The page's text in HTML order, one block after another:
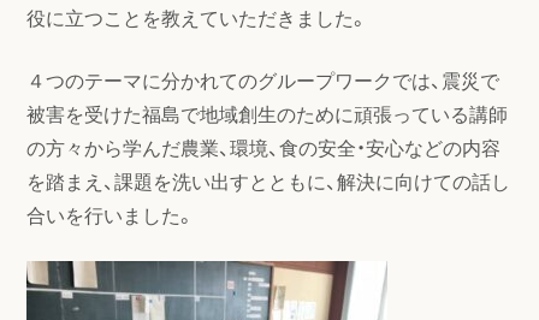
役に立つことを教えていただきました。
４つのテーマに分かれてのグループワークでは、震災で
被害を受けた福島で地域創生のために頑張っている講師
の方々から学んだ農業、環境、食の安全・安心などの内容
を踏まえ、課題を洗い出すとともに、解決に向けての話し
合いを行いました。